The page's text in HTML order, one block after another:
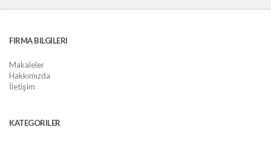
FIRMA BILGILERI
Makaleler
Hakkımızda
İletişim
KATEGORILER